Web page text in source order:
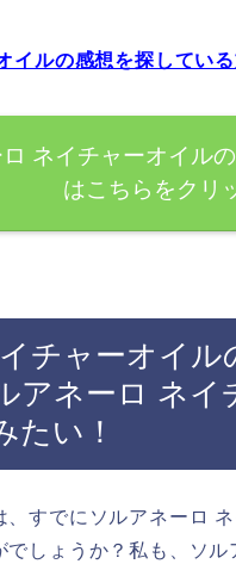
イルの感想を探してい
ネイチャーオイル
はこちらをクリ
チャーオイル
アネーロ ネイ
たい！
、すでにソルアネーロ
しょうか？私も、ソ